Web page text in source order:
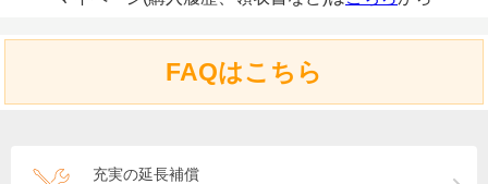
FAQはこちら
充実の延長補償